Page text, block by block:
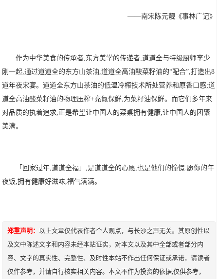
——南宋陈元靓《事林广记》
作为中华美食的传承者,东方美学的传递者,道道全与特级厨师李少
刚一起,通过道道全的东方山茶油,道道全高油酸菜籽油的“配合”,打造出8
道年夜宋宴。道道全东方山茶油的低温冷榨技术所处营养和原香口感;道
道全高油酸菜籽油的物理压榨+充氮保鲜,为菜籽油保鲜。而它们多年来
对品质的执着追求,正是希望让中国人的菜桌拥有健康,让中国人的团聚
美满。
「回家过年,道道全福」,是道道全的心愿,也是他们的憧憬:愿你的年
夜饭,拥有健康好滋味,福气满满。
郑重声明： 以上文章仅代表作者个人观点，与长沙之声无关。其原创性以
及文中陈述文字和内容未经本站证实，对本文以及其中全部或者部分内
容、文字的真实性、完整性、及时性本站不作出任何保证或承诺，请读者
仅作参考，并请自行核实相关内容。本文不作为投资的依据,仅供参考，